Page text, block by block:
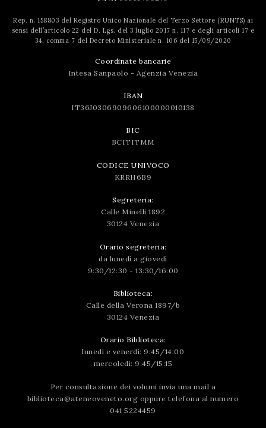
Rep. n. 158803 del Registro Unico Nazionale del Terzo Settore (RUNTS) ai
sensi dell’articolo 22 del D. Lgs. del 3 luglio 2017 n. 117 e degli articoli 17 e
34, comma 7 del Decreto Ministeriale n. 106 del 15/09/2020
Coordinate bancarie
Intesa Sanpaolo - Agenzia Venezia
IBAN
IT36J0306909606100000010138
BIC
BCITITMM
CODICE UNIVOCO
KRRH6B9
Segreteria:
Calle Minelli 1892
30124 Venezia
Orario segreteria:
da lunedì a giovedì
9:30/12:30 - 13:30/16:00
Biblioteca:
Calle della Verona 1897/b
30124 Venezia
Orario Biblioteca:
lunedì e venerdì: 9:45/14:00
mercoledì: 9:45/15:15
Per consultazione dei volumi invia una mail a
biblioteca@ateneoveneto.org oppure telefona al numero
041 5224459